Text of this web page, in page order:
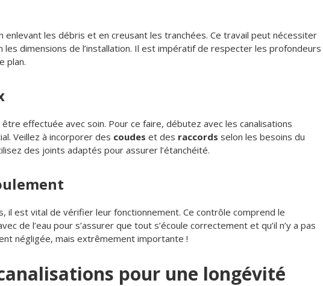
les débris et en creusant les tranchées. Ce travail peut nécessiter
les dimensions de l’installation. Il est impératif de respecter les profondeurs
plan.
effectuée avec soin. Pour ce faire, débutez avec les canalisations
Veillez à incorporer des coudes et des raccords selon les besoins du
des joints adaptés pour assurer l’étanchéité.
il est vital de vérifier leur fonctionnement. Ce contrôle comprend le
de l’eau pour s’assurer que tout s’écoule correctement et qu’il n’y a pas
négligée, mais extrêmement importante !
pour une longévité